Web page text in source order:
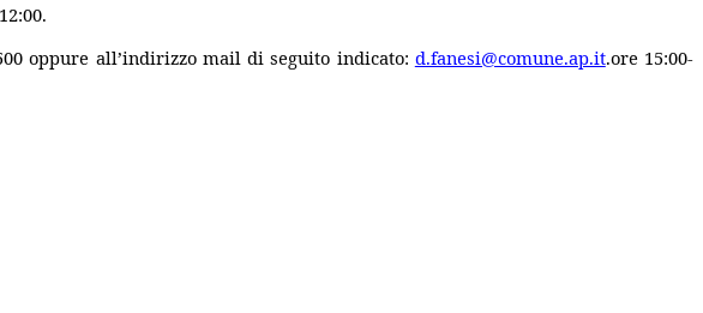
oppure all’indirizzo mail di seguito indicato: d.fanesi@comune.ap.it.ore 15:00-